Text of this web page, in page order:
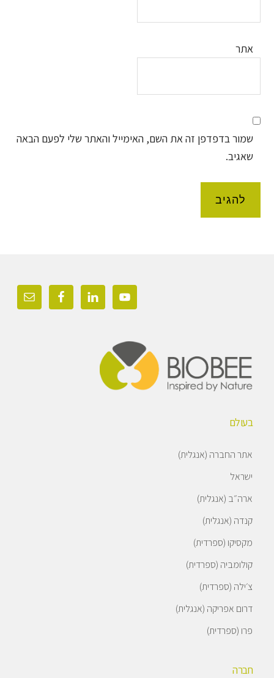
אתר
שמור בדפדפן זה את השם, האימייל והאתר שלי לפעם הבאה
שאגיב.
בעולם
אתר החברה (אנגלית)
ישראל
ארה״ב (אנגלית)
קנדה (אנגלית)
מקסיקו (ספרדית)
קולומביה (ספרדית)
צ׳ילה (ספרדית)
דרום אפריקה (אנגלית)
פרו (ספרדית)
חברה